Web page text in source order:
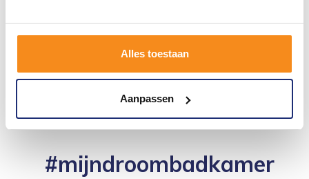
Alles toestaan
Aanpassen
652,00
Meer info
#mijndroombadkamer